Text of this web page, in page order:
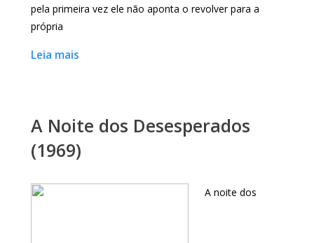
pela primeira vez ele não aponta o revolver para a
própria
Leia mais
A Noite dos Desesperados
(1969)
A noite dos